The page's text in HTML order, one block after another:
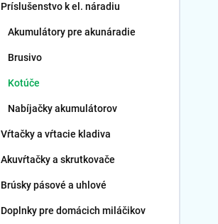
Príslušenstvo k el. náradiu
Akumulátory pre akunáradie
Brusivo
Kotúče
Nabíjačky akumulátorov
Vŕtačky a vŕtacie kladiva
Akuvŕtačky a skrutkovače
Brúsky pásové a uhlové
Doplnky pre domácich miláčikov